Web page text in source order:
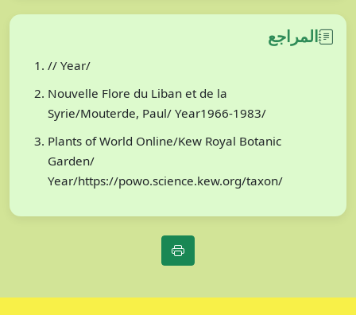
المراجع
// Year/
Nouvelle Flore du Liban et de la
Syrie/Mouterde, Paul/ Year1966-1983/
Plants of World Online/Kew Royal Botanic
Garden/
Year/https://powo.science.kew.org/taxon/